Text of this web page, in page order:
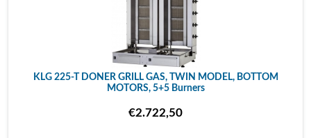
KLG 225-T DONER GRILL GAS, TWIN MODEL, BOTTOM
MOTORS, 5+5 Burners
€2.722,50